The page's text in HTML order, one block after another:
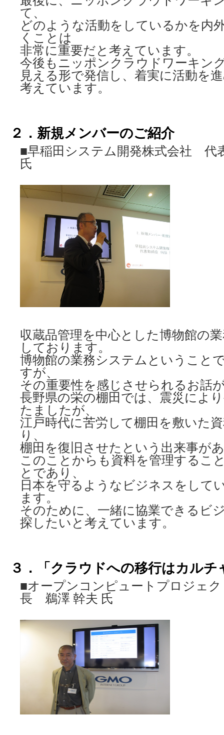
て、
どのような活動をしているかを内
くことは
非常に重要だと考えています。
今後もニッポンクラウドワーキン
見える形で発信し、着実に活動を
考えています。
２．新規メンバーのご紹介
■早稲田システム開発株式会社 代
氏
収蔵品管理を中心とした博物館の
しております。
博物館の業務システムということ
すが、
その重要性を感じさせられるお話
長野県の栄の棚田では、震災によ
たましたが、
江戸時代に苦労して棚田を敷いた
り、
棚田を復旧させたという出来事が
このことからも資料を管理するこ
とであり、
日本を守るようなビジネスをして
ます。
そのために、一緒に協業できるビ
探したいと考えています。
３．「クラウドへの移行はカルチ
■オープンコンピュートプロジェ
長 鵜澤 幹夫 氏